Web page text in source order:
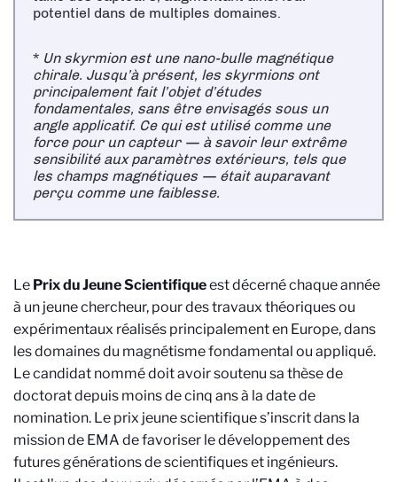
potentiel dans de multiples domaines.
* Un skyrmion est une nano-bulle magnétique
chirale. Jusqu’à présent, les skyrmions ont
principalement fait l’objet d’études
fondamentales, sans être envisagés sous un
angle applicatif. Ce qui est utilisé comme une
force pour un capteur — à savoir leur extrême
sensibilité aux paramètres extérieurs, tels que
les champs magnétiques — était auparavant
perçu comme une faiblesse.
Le Prix du Jeune Scientifiqueest décerné chaque année
à un jeune chercheur, pour des travaux théoriques ou
expérimentaux réalisés principalement en Europe, dans
les domaines du magnétisme fondamental ou appliqué.
Le candidat nommé doit avoir soutenu sa thèse de
doctorat depuis moins de cinq ans à la date de
nomination. Le prix jeune scientifique s’inscrit dans la
mission de EMA de favoriser le développement des
futures générations de scientifiques et ingénieurs.